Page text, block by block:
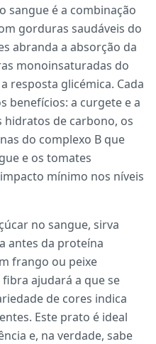
sangue é a combinação
gorduras saudáveis do
abranda a absorção da
monoinsaturadas do
resposta glicémica. Cada
benefícios: a curgete e a
de carbono, os
do complexo B que
e os tomates
mínimo nos níveis
no sangue, sirva
antes da proteína
frango ou peixe
ajudará a que se
de cores indica
Este prato é ideal
e, na verdade, sabe